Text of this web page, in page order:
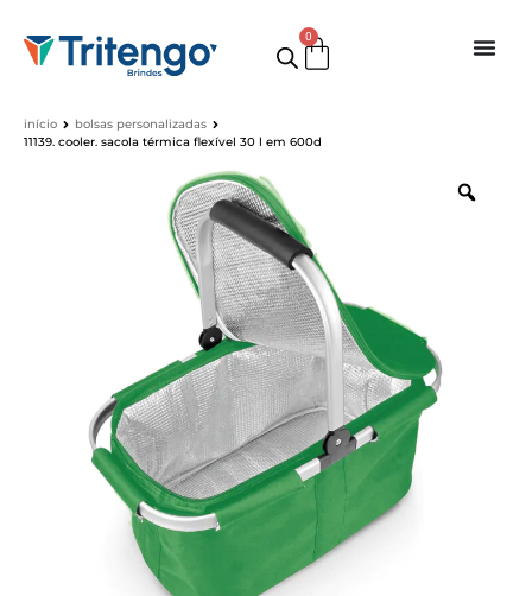
0
início
bolsas personalizadas
11139. cooler. sacola térmica flexível 30 l em 600d